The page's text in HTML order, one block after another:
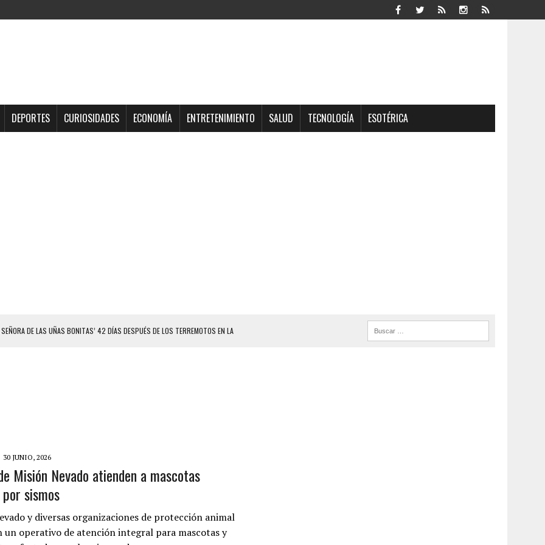
DEPORTES CURIOSIDADES ECONOMÍA ENTRETENIMIENTO SALUD TECNOLOGÍA ESOTÉRICA
DE LAS UÑAS BONITAS’ 42 DÍAS DESPUÉS DE LOS TERREMOTOS EN LA
Y ABUSADA POR LA PAREJA DE SU ABUELA
DESENCADENÓ TRAGEDIA FAMILIAR
A UNA ADOLESCENTE DE 13 AÑOS TRAS ABUSAR DE ELLA
GRAN MAGNITUD EN ZONA INDUSTRIAL DE EL LLANITO
DE CHACAO
A SU PRIMA Y A OTRO FAMILIAR EN BOLÍVAR
EN SECTORES VECINOS
30 JUNIO, 2026
Misión Nevado atienden a mascotas
sismos
y diversas organizaciones de protección animal
un operativo de atención integral para mascotas y